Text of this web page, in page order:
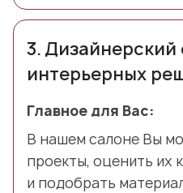
3. Дизайнерский
интерьерных
Главное для Вас:
В нашем салоне Вы
проекты, оценить их
и подобрать